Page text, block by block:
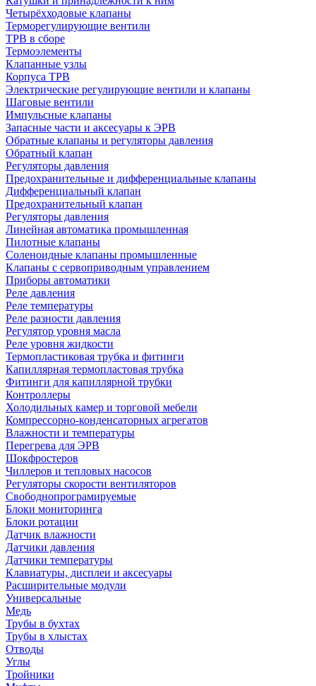
Четырёхходовые клапаны
Терморегулирующие вентили
ТРВ в сборе
Термоэлементы
Клапанные узлы
Корпуса ТРВ
Электрические регулирующие вентили и клапаны
Шаговые вентили
Импульсные клапаны
Запасные части и аксесуары к ЭРВ
Обратные клапаны и регуляторы давления
Обратный клапан
Регуляторы давления
Предохранительные и дифференциальные клапаны
Дифференциальный клапан
Предохранительный клапан
Регуляторы давления
Линейная автоматика промышленная
Пилотные клапаны
Соленоидные клапаны промышленные
Клапаны с сервоприводным управлением
Приборы автоматики
Реле давления
Реле температуры
Реле разности давления
Регулятор уровня масла
Реле уровня жидкости
Термопластиковая трубка и фитинги
Капиллярная термопластовая трубка
Фитинги для капиллярной трубки
Контроллеры
Холодильных камер и торговой мебели
Компрессорно-конденсаторных агрегатов
Влажности и температуры
Перегрева для ЭРВ
Шокфростеров
Чиллеров и тепловых насосов
Регуляторы скорости вентиляторов
Свободнопрограмируемые
Блоки мониторинга
Блоки ротации
Датчик влажности
Датчики давления
Датчики температуры
Клавиатуры, дисплеи и аксесуары
Расширительные модули
Универсальные
Медь
Трубы в бухтах
Трубы в хлыстах
Отводы
Углы
Тройники